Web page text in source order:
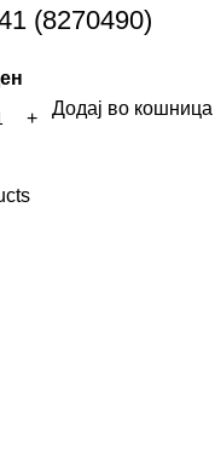
(8270490)
Додај во кошница